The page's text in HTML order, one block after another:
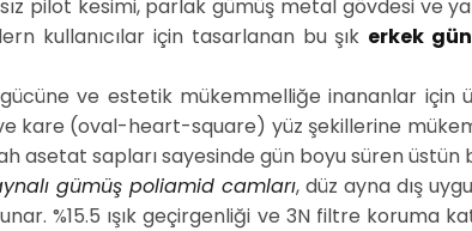
pilot kesimi, parlak gümüş metal gövdesi ve
kullanıcılar için tasarlanan bu şık erkek
ve estetik mükemmelliğe inananlar
kare (oval-heart-square) yüz şekillerine
asetat sapları sayesinde gün boyu süren
gümüş poliamid camları, düz ayna dış
%15.5 ışık geçirgenliği ve 3N filtre koruma